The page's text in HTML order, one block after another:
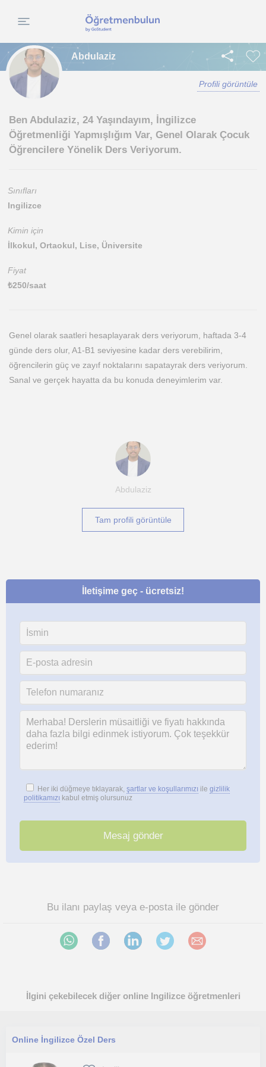
Abdulaziz
Profili görüntüle
Ben Abdulaziz, 24 Yaşındayım, İngilizce
Öğretmenliği Yapmışlığım Var, Genel Olarak Çocuk
Öğrencilere Yönelik Ders Veriyorum.
Sınıfları
Ingilizce
Kimin için
İlkokul, Ortaokul, Lise, Üniversite
Fiyat
₺250/saat
Genel olarak saatleri hesaplayarak ders veriyorum, haftada 3-4
günde ders olur, A1-B1 seviyesine kadar ders verebilirim,
öğrencilerin güç ve zayıf noktalarını sapatayrak ders veriyorum.
Sanal ve gerçek hayatta da bu konuda deneyimlerim var.
Abdulaziz
Tam profili görüntüle
İletişime geç - ücretsiz!
Her iki düğmeye tıklayarak, şartlar ve koşullarımızı ile gizlilik
politikamızı kabul etmiş olursunuz
Bu ilanı paylaş veya e-posta ile gönder
İlgini çekebilecek diğer online Ingilizce öğretmenleri
Online İngilizce Özel Ders